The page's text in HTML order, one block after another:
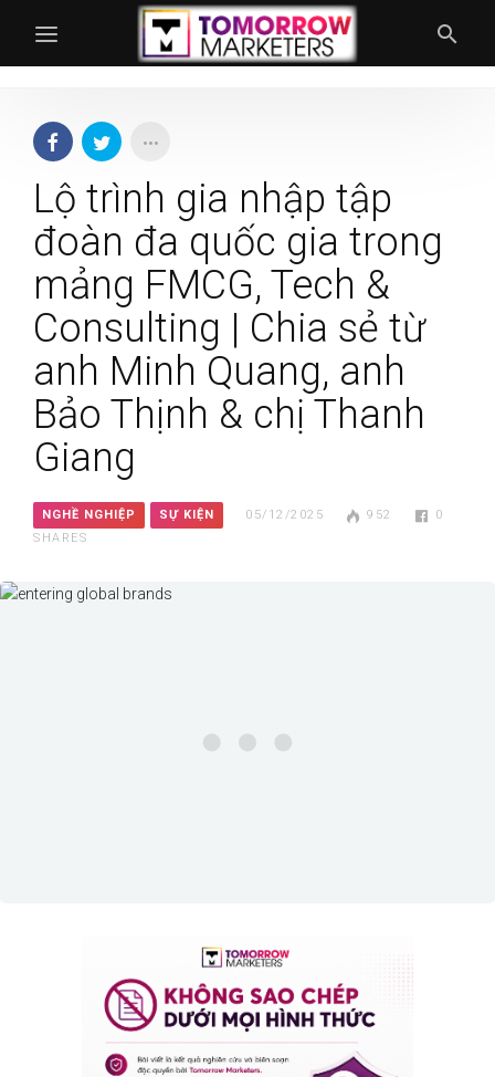
Lộ trình gia nhập tập
đoàn đa quốc gia trong
mảng FMCG, Tech &
Consulting | Chia sẻ từ
anh Minh Quang, anh
Bảo Thịnh & chị Thanh
Giang
NGHỀ NGHIỆP SỰ KIỆN 05/12/2025 952
0
SHARES